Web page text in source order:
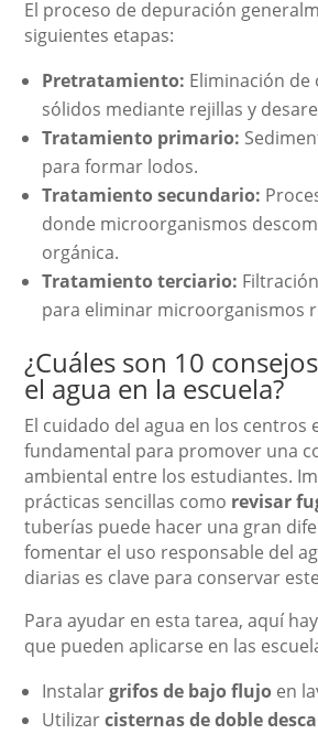
El proceso de depuración
siguientes etapas:
Pretratamiento: Eliminación
sólidos mediante rejillas y
Tratamiento primario:
para formar lodos.
Tratamiento secundario:
donde microorganismos
orgánica.
Tratamiento terciario:
para eliminar microorganismos
¿Cuáles son 10
el agua en la escuela?
El cuidado del agua en los centros
fundamental para promover una
ambiental entre los estudiantes.
prácticas sencillas como revisar
tuberías puede hacer una gran
fomentar el uso responsable del
diarias es clave para conservar
Para ayudar en esta tarea, aquí
que pueden aplicarse en las
Instalargrifos de bajo flujo en
Utilizarcisternas de doble